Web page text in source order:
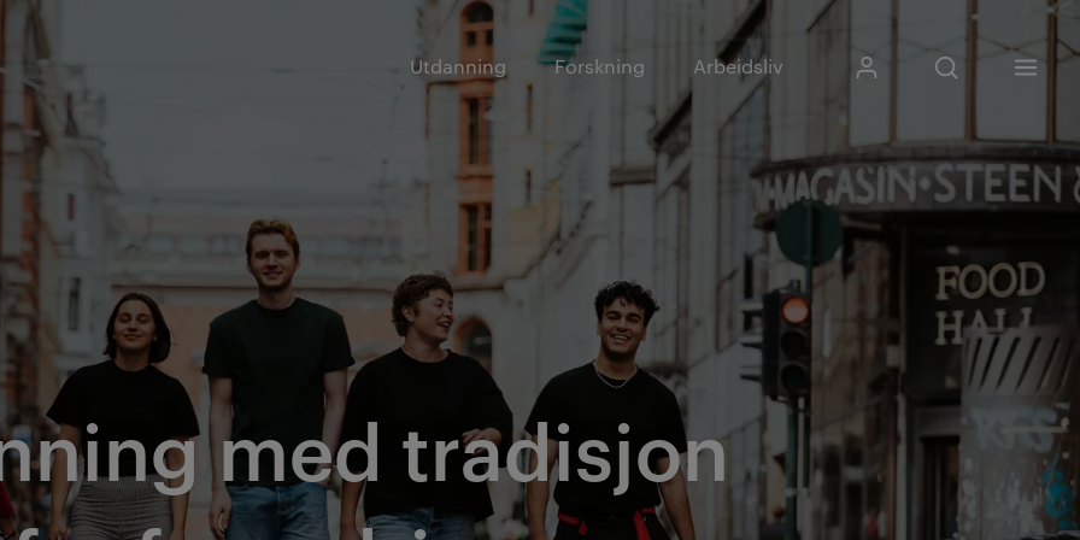
Utdanning Forskning Arbeidsliv Mitt KristianiaÅpne søk
Skriv inn
Søk
Meny
med tradisjon